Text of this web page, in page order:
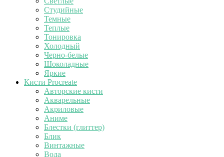
Студийные
Темные
Теплые
Тонировка
Холодный
Черно-белые
Шоколадные
Яркие
Кисти Procreate
Авторские кисти
Акварельные
Акриловые
Аниме
Блестки (глиттер)
Блик
Винтажные
Вода